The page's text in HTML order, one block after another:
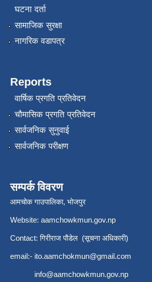
घटना दर्ता
सामाजिक सुरक्षा
नागरिक वडापत्र
Reports
वार्षिक प्रगति प्रतिवेदन
चौमासिक प्रगति प्रतिवेदन
सार्वजनिक सुनुवाई
सार्वजनिक परीक्षण
सम्पर्क विवरण
आमचोक गाउपालिका, भोजपुर
Website: aamchowkmun.gov.np
Contact: गिरीराज पौडेल (सूचना अधिकारी)
email:- ito.aamchokmun@gmail.com
info@aamchowkmun.gov.np